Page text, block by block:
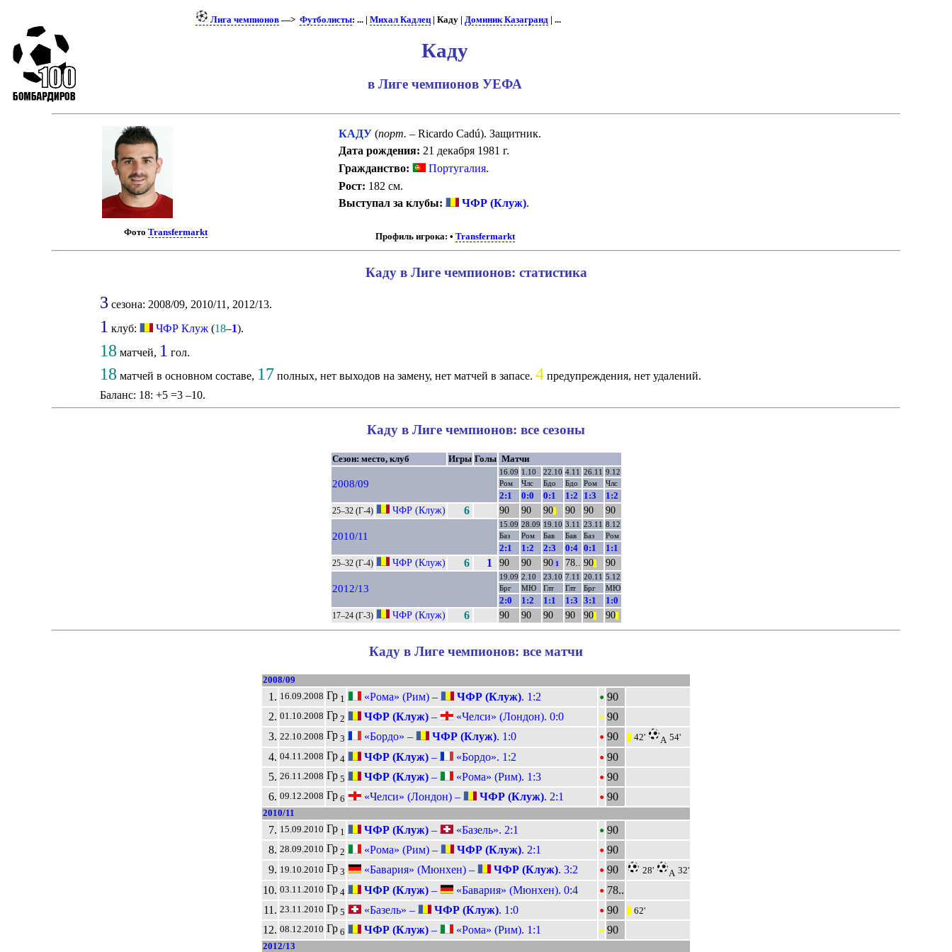
Лига чемпионов—> Футболисты: ... | Михал Кадлец| Каду | Доминик Казагранд| ...
Каду
в Лиге чемпионов УЕФА
Фото Transfermarkt
КАДУ(порт. – Ricardo Cadú). Защитник.
Дата рождения: 21 декабря 1981 г.
Гражданство:
Португалия.
Рост: 182 см.
Выступал за клубы:
ЧФР (Клуж).
Профиль игрока: •Transfermarkt
Каду в Лиге чемпионов: статистика
3 сезона: 2008/09, 2010/11, 2012/13.
1 клуб: ЧФР Клуж(18–1).
18 матчей, 1 гол.
18 матчей в основном составе, 17 полных, нет выходов на замену, нет матчей в запасе. 4предупреждения, нет удалений.
Баланс: 18: +5 =3 –10.
Каду в Лиге чемпионов: все сезоны
Сезон: место, клуб Игры Голы Матчи
2008/09
16.09 1.10 22.10 4.11 26.11 9.12
Ром
Члс Бдо Бдо Ром Члс
2:1 0:0 0:1 1:2 1:3 1:2
25–32 (Г-4) ЧФР (Клуж) 6 90 90 90|| 90 90 90
2010/11
15.09 28.09 19.10 3.11 23.11 8.12
Баз
Ром Бав Бав Баз Ром
2:1 1:2 2:3 0:4 0:1 1:1
25–32 (Г-4) ЧФР (Клуж) 6 1 90 90 901 78.. 90|| 90
2012/13
19.09 2.10 23.10 7.11 20.11 5.12
Брг
МЮ Глт Глт Брг МЮ
2:0 1:2 1:1 1:3 3:1 1:0
17–24 (Г-3) ЧФР (Клуж) 6 90 90 90 90 90|| 90||
Каду в Лиге чемпионов: все матчи
2008/09
1. 16.09.2008 Гр 1 «Рома» (Рим) – ЧФР (Клуж). 1:2 • 90
2. 01.10.2008 Гр 2 ЧФР (Клуж) – «Челси» (Лондон). 0:0 • 90
3. 22.10.2008 Гр 3 «Бордо» – ЧФР (Клуж). 1:0 • 90 42' А 54'
4. 04.11.2008 Гр 4 ЧФР (Клуж) – «Бордо». 1:2 • 90
5. 26.11.2008 Гр 5 ЧФР (Клуж) – «Рома» (Рим). 1:3 • 90
6. 09.12.2008 Гр 6 «Челси» (Лондон) – ЧФР (Клуж). 2:1 • 90
2010/11
7. 15.09.2010 Гр 1 ЧФР (Клуж) – «Базель». 2:1 • 90
8. 28.09.2010 Гр 2 «Рома» (Рим) – ЧФР (Клуж). 2:1 • 90
9. 19.10.2010 Гр 3 «Бавария» (Мюнхен) – ЧФР (Клуж). 3:2 • 90 28' А 32'
10. 03.11.2010 Гр 4 ЧФР (Клуж) – «Бавария» (Мюнхен). 0:4 • 78..
11. 23.11.2010 Гр 5 «Базель» – ЧФР (Клуж). 1:0 • 90 62'
12. 08.12.2010 Гр 6 ЧФР (Клуж) – «Рома» (Рим). 1:1 • 90
2012/13